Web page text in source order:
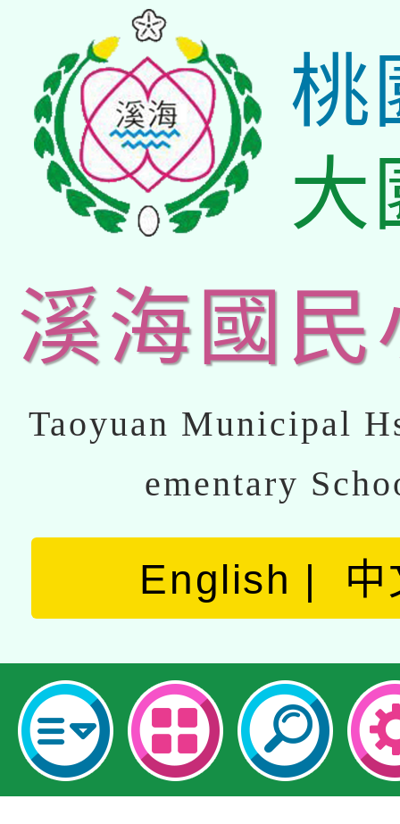
桃
大
溪海國民
Taoyuan Municipal
ementary
English 中